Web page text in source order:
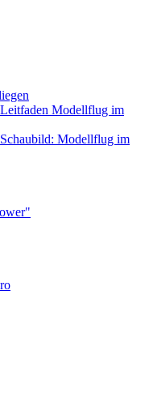
Modellflug im
Modellflug im